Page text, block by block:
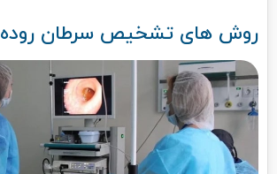
روش های تشخیص سرطان روده